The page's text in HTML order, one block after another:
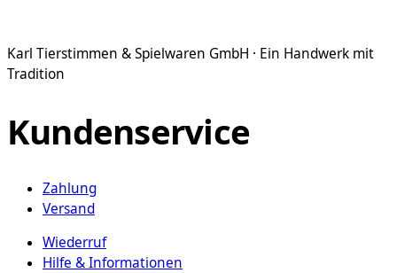
Karl Tierstimmen & Spielwaren GmbH · Ein Handwerk mit
Tradition
Kundenservice
Zahlung
Versand
Wiederruf
Hilfe & Informationen